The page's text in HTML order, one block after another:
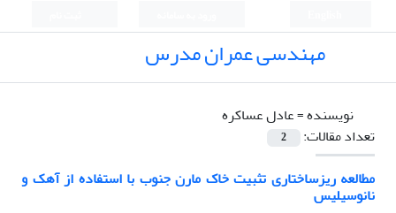
مهندسی عمران مدرس
نویسنده =عادل عساکره
تعداد مقالات:
2
مطالعه ریزساختاری تثبیت خاک مارن جنوب با استفاده از آهک و
نانوسیلیس